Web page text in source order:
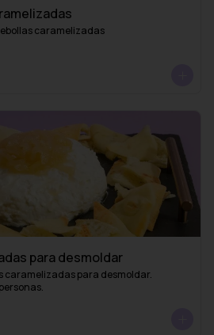
caramelizadas
para desmoldar
caramelizadas para desmoldar.